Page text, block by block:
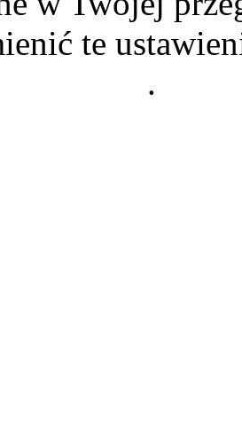
te
.